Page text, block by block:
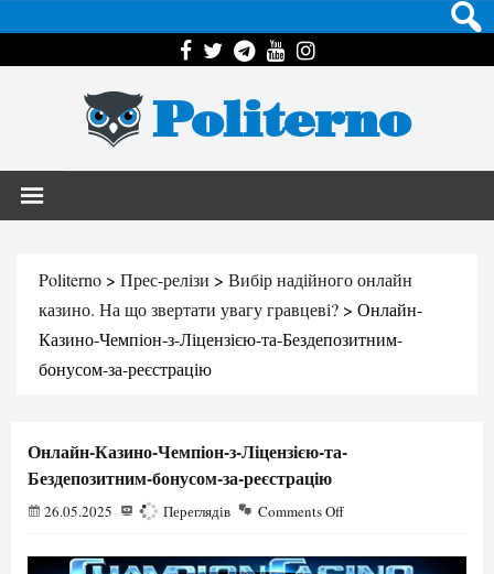
Politerno
Politerno > Прес-релізи > Вибір надійного онлайн
казино. На що звертати увагу гравцеві? > Онлайн-
Казино-Чемпіон-з-Ліцензією-та-Бездепозитним-
бонусом-за-реєстрацію
Онлайн-Казино-Чемпіон-з-Ліцензією-та-
Бездепозитним-бонусом-за-реєстрацію
26.05.2025 174 Переглядів Comments Off